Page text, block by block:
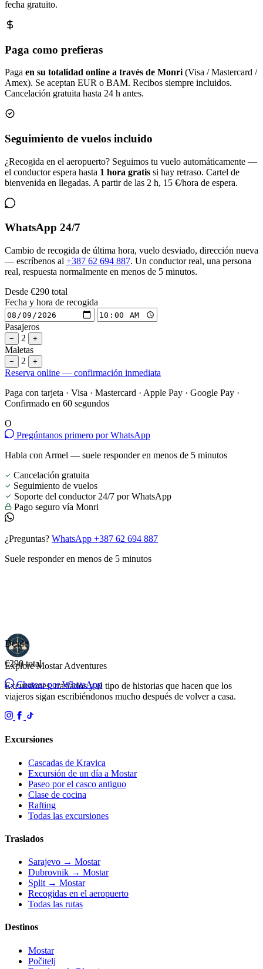
fecha gratuito.
Paga como prefieras
Paga en su totalidad online a través de Monri (Visa / Mastercard /
Amex). Se aceptan EUR o BAM. Recibos siempre incluidos.
Cancelación gratuita hasta 24 h antes.
Seguimiento de vuelos incluido
¿Recogida en el aeropuerto? Seguimos tu vuelo automáticamente —
el conductor espera hasta 1 hora gratis si hay retraso. Cartel de
bienvenida en llegadas. A partir de las 2 h, 15 €/hora de espera.
WhatsApp 24/7
Cambio de recogida de última hora, vuelo desviado, dirección nueva
— escríbenos al +387 62 694 887. Un conductor real, una persona
real, respuesta normalmente en menos de 5 minutos.
Desde €290 total
Fecha y hora de recogida
Pasajeros
− 2 +
Maletas
− 2 +
Reserva online — confirmación inmediata
Paga con tarjeta · Visa · Mastercard · Apple Pay · Google Pay ·
Confirmado en 60 segundos
O
Pregúntanos primero por WhatsApp
Habla con Armel — suele responder en menos de 5 minutos
Cancelación gratuita
Seguimiento de vuelos
Soporte del conductor 24/7 por WhatsApp
Pago seguro vía Monri
¿Preguntas? WhatsApp +387 62 694 887
Suele responder en menos de 5 minutos
Desde
€290total
Chatear por WhatsApp
Explore MostarAdventures
Excursiones, traslados y el tipo de historias que hacen que los
viajeros sigan escribiéndonos mucho después de volver a casa.
Excursiones
Cascadas de Kravica
Excursión de un día a Mostar
Paseo por el casco antiguo
Clase de cocina
Rafting
Todas las excursiones
Traslados
Sarajevo → Mostar
Dubrovnik → Mostar
Split → Mostar
Recogidas en el aeropuerto
Todas las rutas
Destinos
Mostar
Počitelj